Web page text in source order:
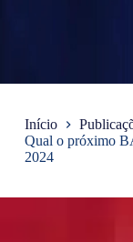
Início
Qual o próximo
2024